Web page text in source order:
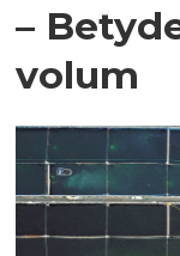
–
volum